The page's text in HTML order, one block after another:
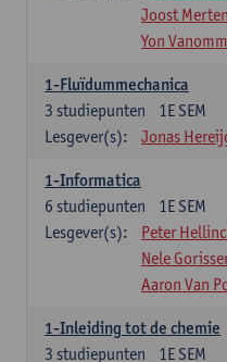
Joost
Yon
1-Fluïdummechanica
1E SEM
3 studiepunten
Lesgever(s):
Jonas
1-Informatica
1E SEM
6 studiepunten
Lesgever(s):
Peter
Nele
Aaron Van
1-Inleiding tot de chemie
1E SEM
3 studiepunten